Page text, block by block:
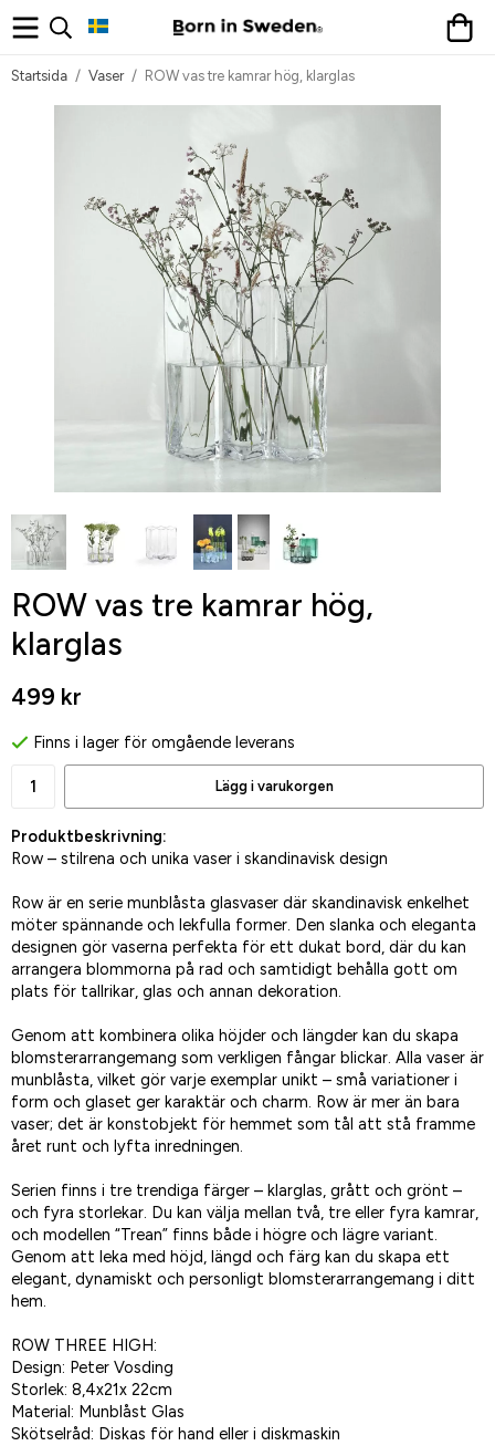
Startsida / Vaser / ROW vas tre kamrar hög, klarglas
ROW vas tre kamrar hög,
klarglas
499 kr
Finns i lager för omgående leverans
Lägg i varukorgen
Produktbeskrivning:
Row – stilrena och unika vaser i skandinavisk design
Row är en serie munblåsta glasvaser där skandinavisk enkelhet
möter spännande och lekfulla former. Den slanka och eleganta
designen gör vaserna perfekta för ett dukat bord, där du kan
arrangera blommorna på rad och samtidigt behålla gott om
plats för tallrikar, glas och annan dekoration.
Genom att kombinera olika höjder och längder kan du skapa
blomsterarrangemang som verkligen fångar blickar. Alla vaser är
munblåsta, vilket gör varje exemplar unikt – små variationer i
form och glaset ger karaktär och charm. Row är mer än bara
vaser; det är konstobjekt för hemmet som tål att stå framme
året runt och lyfta inredningen.
Serien finns i tre trendiga färger – klarglas, grått och grönt –
och fyra storlekar. Du kan välja mellan två, tre eller fyra kamrar,
och modellen “Trean” finns både i högre och lägre variant.
Genom att leka med höjd, längd och färg kan du skapa ett
elegant, dynamiskt och personligt blomsterarrangemang i ditt
hem.
ROW THREE HIGH:
Design: Peter Vosding
Storlek: 8,4x21x 22cm
Material: Munblåst Glas
Skötselråd: Diskas för hand eller i diskmaskin